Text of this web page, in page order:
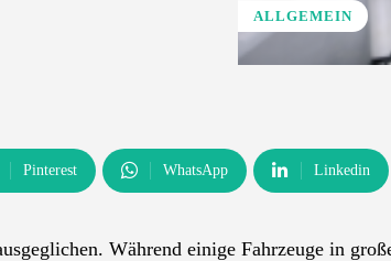
ALLGEMEIN
Pinterest WhatsApp Linkedin
Während einige Fahrzeuge in